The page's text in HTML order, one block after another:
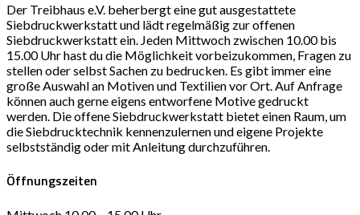
Der Treibhaus e.V. beherbergt eine gut ausgestattete
Siebdruckwerkstatt und lädt regelmäßig zur offenen
Siebdruckwerkstatt ein. Jeden Mittwoch zwischen 10.00 bis
15.00 Uhr hast du die Möglichkeit vorbeizukommen, Fragen zu
stellen oder selbst Sachen zu bedrucken. Es gibt immer eine
große Auswahl an Motiven und Textilien vor Ort. Auf Anfrage
können auch gerne eigens entworfene Motive gedruckt
werden. Die offene Siebdruckwerkstatt bietet einen Raum, um
die Siebdrucktechnik kennenzulernen und eigene Projekte
selbstständig oder mit Anleitung durchzuführen.
Öffnungszeiten